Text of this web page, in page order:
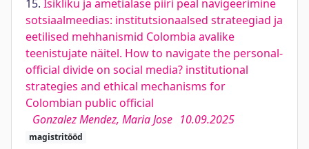
15. Isikliku ja ametialase piiri peal navigeerimine
sotsiaalmeedias: institutsionaalsed strateegiad ja
eetilised mehhanismid Colombia avalike
teenistujate näitel. How to navigate the personal-
official divide on social media? institutional
strategies and ethical mechanisms for
Colombian public official
Gonzalez Mendez, Maria Jose 10.09.2025
magistritööd